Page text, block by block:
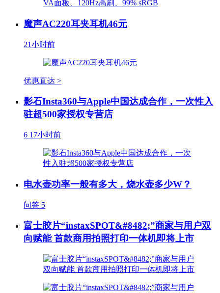
魔声AC220耳夹耳机46元
21小时前
优惠直达 >
影石Insta360与Apple中国达成合作，一次性入
驻超500家授权专营店
6 17小时前
电水壶功率一般有多大，烧水壶多少W？
问答 5
富士胶片“instaxSPOT&#8482;”商家与用户双
向赋能 首款商用拍照打印一体机即将上市